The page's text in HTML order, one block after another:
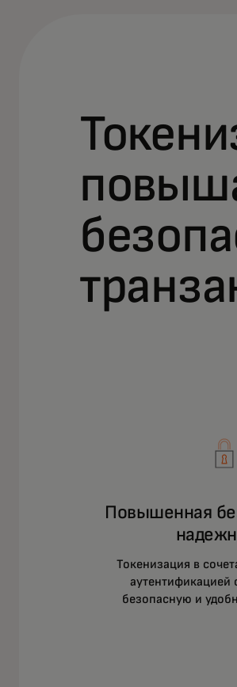
Повышенная
Токенизация в
аутентификацией
безопасную и